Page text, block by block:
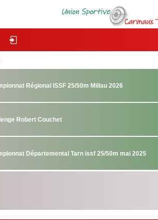
Régional ISSF 25/50m Millau 2026
Robert Couchet
Départemental Tarn issf 25/50m mai 2025